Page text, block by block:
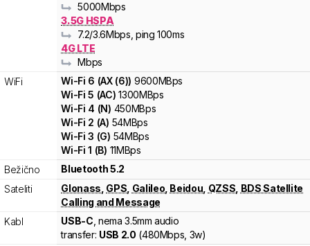
5000Mbps
3.5G HSPA
7.2/3.6Mbps , ping 100ms
4G LTE
Mbps
WiFi
Wi-Fi 6 (AX (6)) 9600MBps
Wi-Fi5 (AC) 1300MBps
Wi-Fi 4 (N) 450MBps
Wi-Fi 2 (A) 54MBps
Wi-Fi3 (G) 54MBps
Wi-Fi1 (B) 11MBps
Bežično
Bluetooth 5.2
Sateliti
Glonass GPS Galileo Beidou QZSS BDS Satellite
Calling and Message
Kabl
USB-C , nema 3.5mm audio
transfer: USB 2.0 (480Mbps, 3w)